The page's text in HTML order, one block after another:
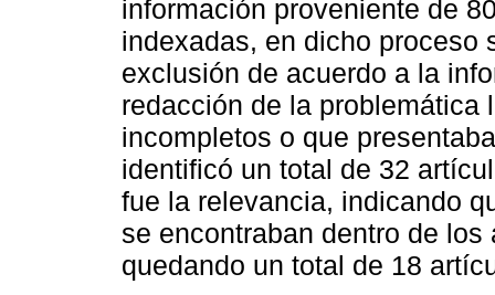
información proveniente de
indexadas, en dicho proceso
exclusión de acuerdo a la
redacción de la problemática
incompletos o que
identificó un total de 32
fue la relevancia, indicando
se encontraban dentro de
quedando un total de 18